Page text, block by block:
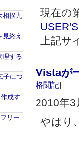
現在の
上記
Vistaが
格闘記]
2010年3
やはり
相撲九
見終え
理する
子につ
成す
リー